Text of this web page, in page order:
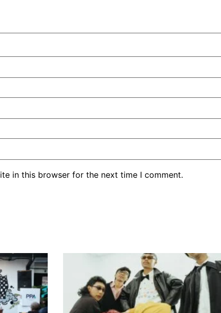
in this browser for the next time I comment.